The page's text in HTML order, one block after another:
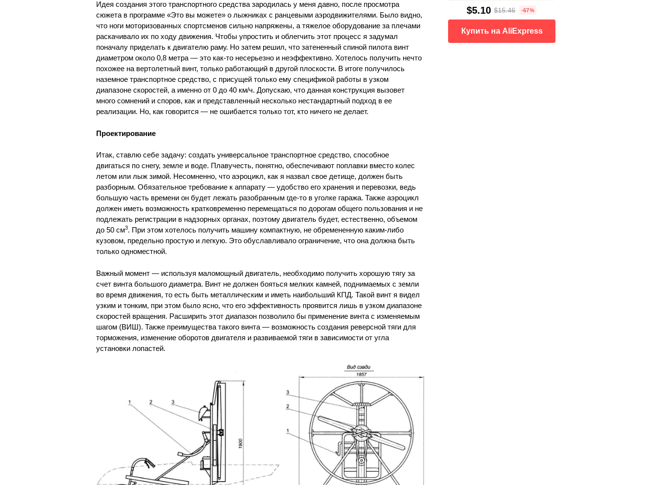
Идея создания этого транспортного средства зародилась у меня давно, после просмотра
сюжета в программе «Это вы можете» о лыжниках с ранцевыми аэродвижителями. Было видно,
что ноги моторизованных спортсменов сильно напряжены, а тяжелое оборудование за плечами
раскачивало их по ходу движения. Чтобы упростить и облегчить этот процесс я задумал
поначалу приделать к двигателю раму. Но затем решил, что затененный спиной пилота винт
диаметром около 0,8 метра — это как-то несерьезно и неэффективно. Хотелось получить нечто
похожее на вертолетный винт, только работающий в другой плоскости. В итоге получилось
наземное транспортное средство, с присущей только ему спецификой работы в узком
диапазоне скоростей, а именно от 0 до 40 км/ч. Допускаю, что данная конструкция вызовет
много сомнений и споров, как и представленный несколько нестандартный подход в ее
реализации. Но, как говорится — не ошибается только тот, кто ничего не делает.
Проектирование
Итак, ставлю себе задачу: создать универсальное транспортное средство, способное
двигаться по снегу, земле и воде. Плавучесть, понятно, обеспечивают поплавки вместо колес
летом или лыж зимой. Несомненно, что аэроцикл, как я назвал свое детище, должен быть
разборным. Обязательное требование к аппарату — удобство его хранения и перевозки, ведь
большую часть времени он будет лежать разобранным где-то в уголке гаража. Также аэроцикл
должен иметь возможность кратковременно перемещаться по дорогам общего пользования и не
подлежать регистрации в надзорных органах, поэтому двигатель будет, естественно, объемом
до 50 см3. При этом хотелось получить машину компактную, не обремененную каким-либо
кузовом, предельно простую и легкую. Это обуславливало ограничение, что она должна быть
только одноместной.
Важный момент — используя маломощный двигатель, необходимо получить хорошую тягу за
счет винта большого диаметра. Винт не должен бояться мелких камней, поднимаемых с земли
во время движения, то есть быть металлическим и иметь наибольший КПД. Такой винт я видел
узким и тонким, при этом было ясно, что его эффективность проявится лишь в узком диапазоне
скоростей вращения. Расширить этот диапазон позволило бы применение винта с изменяемым
шагом (ВИШ). Также преимущества такого винта — возможность создания реверсной тяги для
торможения, изменение оборотов двигателя и развиваемой тяги в зависимости от угла
установки лопастей.
$5.10 $15.46 -67%
Купить на AliExpress